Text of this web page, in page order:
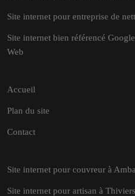
Site internet pour entreprise de
Site internet bien référencé
Web
Accueil
Plan du site
Contact
Site internet pour couvreur à
Site internet pour artisan à Thiviers